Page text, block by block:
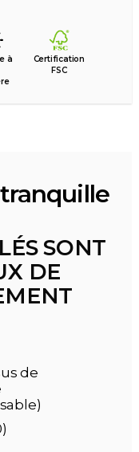
à
Certification
FSC
SONT
DE
de